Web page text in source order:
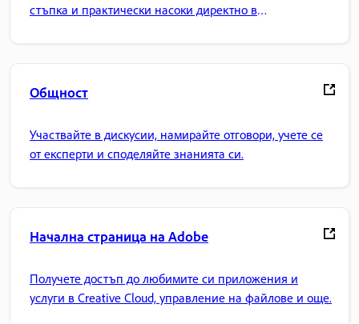
стъпка и практически насоки директно в
Общност
Участвайте в дискусии, намирайте отговори, учете се
от експерти и споделяйте знанията си.
Начална страница на Adobe
Получете достъп до любимите си приложения и
услуги в Creative Cloud, управление на файлове и още.